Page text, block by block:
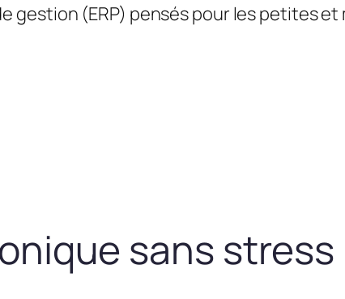
gestion (ERP) pensés pour les petites
sans stress